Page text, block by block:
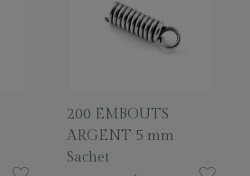
200 EMBOUTS
ARGENT 5 mm
Sachet